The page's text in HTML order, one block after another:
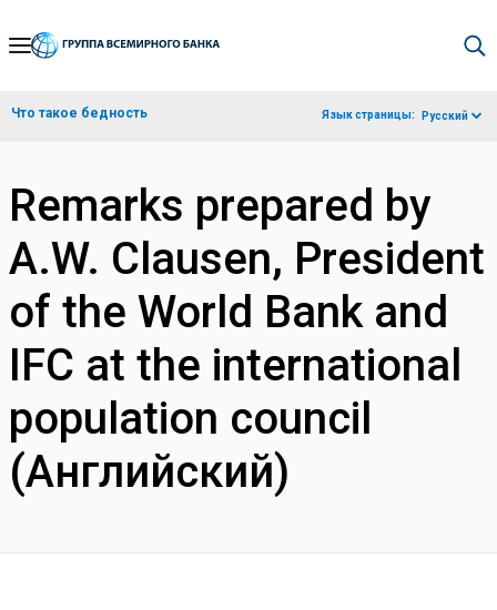
Skip
Navigation
Что такое бедность Язык страницы: Русский
Remarks prepared by
A.W. Clausen, President
of the World Bank and
IFC at the international
population council
(Английский)